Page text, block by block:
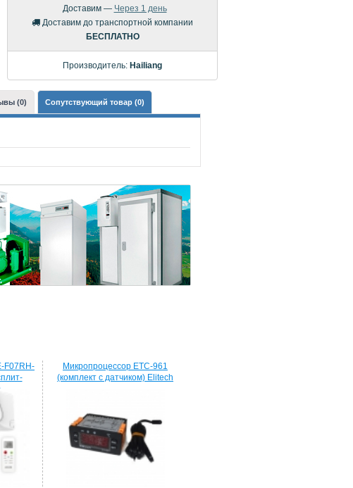
Доставим — Через 1 день
Доставим до транспортной компании
БЕСПЛАТНО
Производитель: Hailiang
(0) Сопутствующий товар (0)
F07RH-
Микропроцессор ETC-961
(комплект c датчиком) Elitech